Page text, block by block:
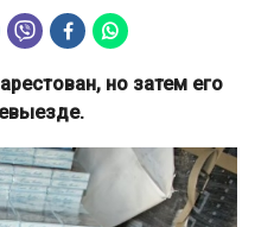
но затем его